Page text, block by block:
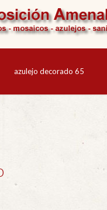
azulejo decorado 65